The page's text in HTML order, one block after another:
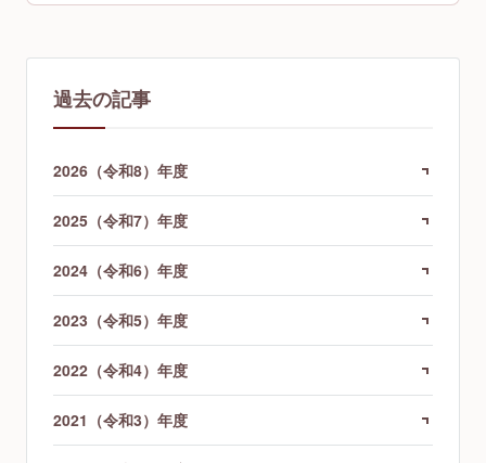
過去の記事
2026（令和8）年度
2025（令和7）年度
2024（令和6）年度
2023（令和5）年度
2022（令和4）年度
2021（令和3）年度